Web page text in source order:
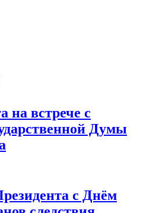
на встрече с
Думы
с Днём